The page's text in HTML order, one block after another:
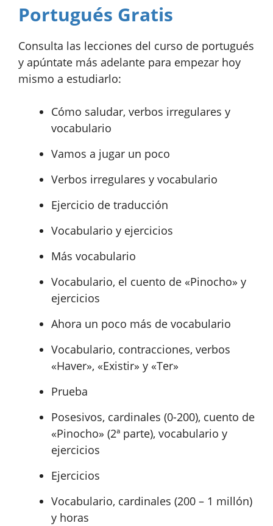
Portugués Gratis
Consulta las lecciones del curso de portugués
y apúntate más adelante para empezar hoy
mismo a estudiarlo:
Cómo saludar, verbos irregulares y
vocabulario
Vamos a jugar un poco
Verbos irregulares y vocabulario
Ejercicio de traducción
Vocabulario y ejercicios
Más vocabulario
Vocabulario, el cuento de «Pinocho» y
ejercicios
Ahora un poco más de vocabulario
Vocabulario, contracciones, verbos
«Haver», «Existir» y «Ter»
Prueba
Posesivos, cardinales (0-200), cuento de
«Pinocho» (2ª parte), vocabulario y
ejercicios
Ejercicios
Vocabulario, cardinales (200 – 1 millón)
y horas